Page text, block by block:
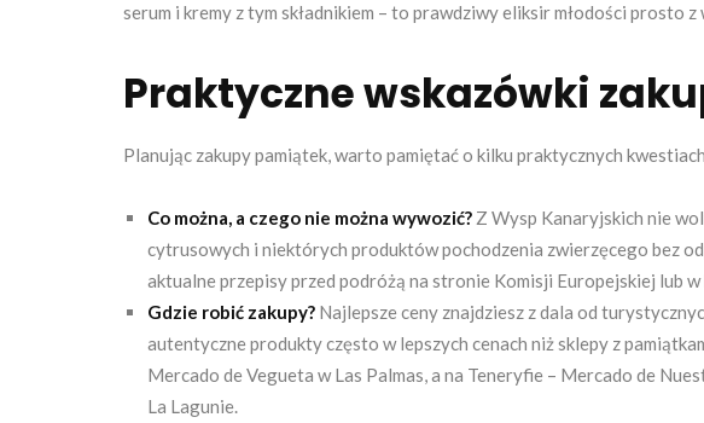
serum i kremy z tym składnikiem – to prawdziwy eliksir młodości prosto
Praktyczne wskazówki
Planując zakupy pamiątek, warto pamiętać o kilku praktycznych
Co można, a czego nie można wywozić? Z Wysp Kanaryjskich nie
cytrusowych i niektórych produktów pochodzenia zwierzęcego bez
aktualne przepisy przed podróżą na stronie Komisji Europejskiej lub
Gdzie robić zakupy? Najlepsze ceny znajdziesz z dala od
autentyczne produkty często w lepszych cenach niż sklepy z
Mercado de Vegueta w Las Palmas, a na Teneryfie – Mercado de
La Lagunie.